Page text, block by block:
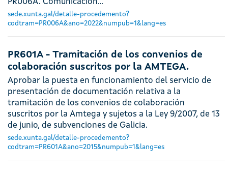
PR006A. Comunicación…
sede.xunta.gal/detalle-procedemento?
codtram=PR006A&ano=2022&numpub=1&lang=es
PR601A - Tramitación de los convenios de
colaboración suscritos por la AMTEGA.
Aprobar la puesta en funcionamiento del servicio de
presentación de documentación relativa a la
tramitación de los convenios de colaboración
suscritos por la Amtega y sujetos a la Ley 9/2007, de 13
de junio, de subvenciones de Galicia.
sede.xunta.gal/detalle-procedemento?
codtram=PR601A&ano=2015&numpub=1&lang=es